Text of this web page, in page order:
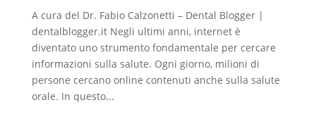
A cura del Dr. Fabio Calzonetti – Dental Blogger |
dentalblogger.it Negli ultimi anni, internet è
diventato uno strumento fondamentale per cercare
informazioni sulla salute. Ogni giorno, milioni di
persone cercano online contenuti anche sulla salute
orale. In questo...